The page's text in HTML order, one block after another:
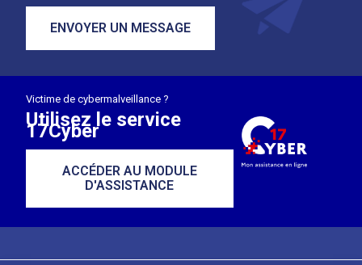
ENVOYER UN MESSAGE
Victime de cybermalveillance ?
Utilisez le service
17Cyber
ACCÉDER AU MODULE
D'ASSISTANCE